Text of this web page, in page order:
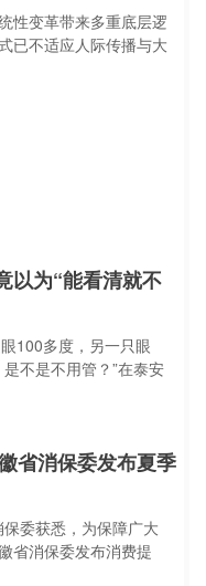
性变革带来多重底层逻
已不适应人际传播与大
以为“能看清就不
100多度，另一只眼
不是不用管？”在泰安
省消保委发布夏季
委获悉，为保障广大
省消保委发布消费提